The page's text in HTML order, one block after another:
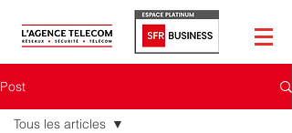
Post
Tous les articles